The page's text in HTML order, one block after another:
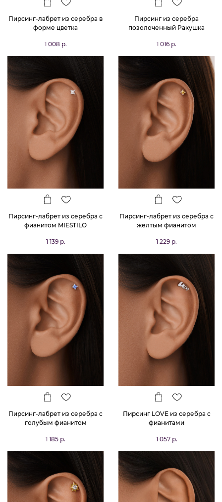
Пирсинг-лабрет из серебра в
форме цветка
1 008 р.
Пирсинг из серебра
позолоченный Ракушка
1 016 р.
Пирсинг-лабрет из серебра с
фианитом MIESTILO
1 139 р.
Пирсинг-лабрет из серебра с
желтым фианитом
1 229 р.
Пирсинг-лабрет из серебра с
голубым фианитом
1 185 р.
Пирсинг LOVE из серебра с
фианитами
1 057 р.